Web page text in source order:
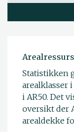
Statistikken
arealklasser
i AR50. Det
oversikt der
arealdekke